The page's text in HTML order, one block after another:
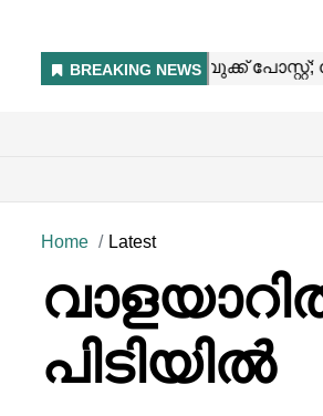
Home Latest
പിടിയിൽ